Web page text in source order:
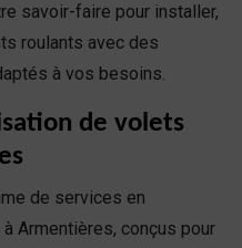
savoir-faire pour installer,
roulants avec des
à vos besoins.
de volets
de services en
à Armentières, conçus pour